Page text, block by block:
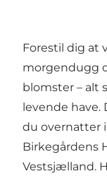
Forestil dig at
morgendugg
blomster – alt
levende have.
du overnatter
Birkegårdens
Vestsjælland.